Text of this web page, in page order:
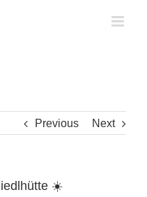
Previous Next
☀️